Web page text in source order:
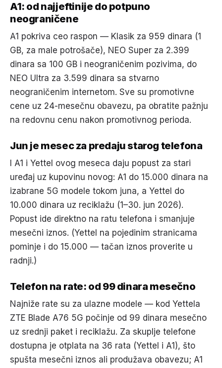
A1: od najjeftinije do potpuno
neograničene
A1 pokriva ceo raspon — Klasik za 959 dinara (1
GB, za male potrošače), NEO Super za 2.399
dinara sa 100 GB i neograničenim pozivima, do
NEO Ultra za 3.599 dinara sa stvarno
neograničenim internetom. Sve su promotivne
cene uz 24-mesečnu obavezu, pa obratite pažnju
na redovnu cenu nakon promotivnog perioda.
Jun je mesec za predaju starog telefona
I A1 i Yettel ovog meseca daju popust za stari
uređaj uz kupovinu novog: A1 do 15.000 dinara na
izabrane 5G modele tokom juna, a Yettel do
10.000 dinara uz reciklažu (1–30. jun 2026).
Popust ide direktno na ratu telefona i smanjuje
mesečni iznos. (Yettel na pojedinim stranicama
pominje i do 15.000 — tačan iznos proverite u
radnji.)
Telefon na rate: od 99 dinara mesečno
Najniže rate su za ulazne modele — kod Yettela
ZTE Blade A76 5G počinje od 99 dinara mesečno
uz srednji paket i reciklažu. Za skuplje telefone
dostupna je otplata na 36 rata (Yettel i A1), što
spušta mesečni iznos ali produžava obavezu; A1